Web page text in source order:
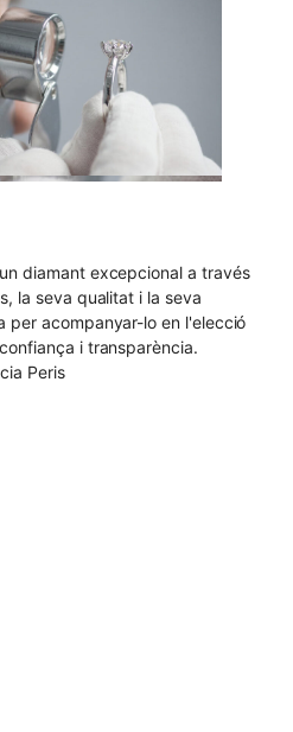
diamant excepcional a través
la seva qualitat i la seva
per acompanyar-lo en l'elecció
i transparència.
Peris